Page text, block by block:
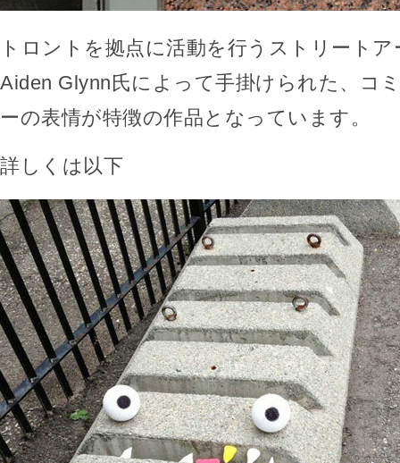
トロントを拠点に活動を行うストリート
Aiden Glynn氏によって手掛けられた、コ
ーの表情が特徴の作品となっています。
詳しくは以下